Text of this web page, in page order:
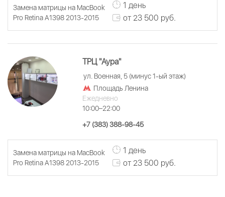
Замена матрицы на MacBook
Pro Retina A1398 2013-2015
1 день
от 23 500 руб.
ТРЦ "Аура"
ул. Военная, 5 (минус 1-ый этаж)
Площадь Ленина
Ежедневно
10:00–22:00
+7 (383) 388-98-45
Замена матрицы на MacBook
Pro Retina A1398 2013-2015
1 день
от 23 500 руб.